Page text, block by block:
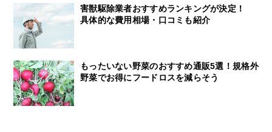
害獣駆除業者おすすめランキングが決定！
具体的な費用相場・口コミも紹介
もったいない野菜のおすすめ通販5選！規格外
野菜でお得にフードロスを減らそう